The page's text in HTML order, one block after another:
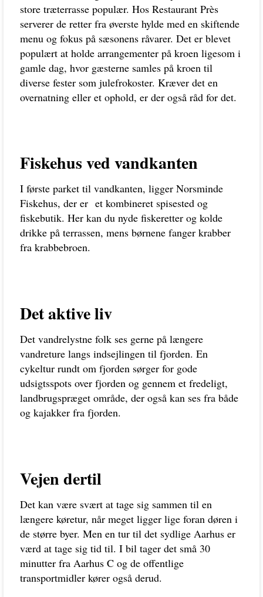
store træterrasse populær. Hos Restaurant Près
serverer de retter fra øverste hylde med en skiftende
menu og fokus på sæsonens råvarer. Det er blevet
populært at holde arrangementer på kroen ligesom i
gamle dag, hvor gæsterne samles på kroen til
diverse fester som julefrokoster. Kræver det en
overnatning eller et ophold, er der også råd for det.
Fiskehus ved vandkanten
I første parket til vandkanten, ligger Norsminde
Fiskehus, der er et kombineret spisested og
fiskebutik. Her kan du nyde fiskeretter og kolde
drikke på terrassen, mens børnene fanger krabber
fra krabbebroen.
Det aktive liv
Det vandrelystne folk ses gerne på længere
vandreture langs indsejlingen til fjorden. En
cykeltur rundt om fjorden sørger for gode
udsigtsspots over fjorden og gennem et fredeligt,
landbrugspræget område, der også kan ses fra både
og kajakker fra fjorden.
Vejen dertil
Det kan være svært at tage sig sammen til en
længere køretur, når meget ligger lige foran døren i
de større byer. Men en tur til det sydlige Aarhus er
værd at tage sig tid til. I bil tager det små 30
minutter fra Aarhus C og de offentlige
transportmidler kører også derud.